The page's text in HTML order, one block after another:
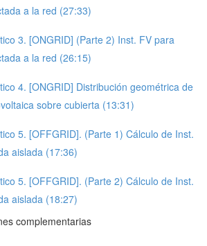
a la red (27:33)
3. [ONGRID] (Parte 2) Inst. FV para
a la red (26:15)
4. [ONGRID] Distribución geométrica de
sobre cubierta (13:31)
5. [OFFGRID]. (Parte 1) Cálculo de Inst.
aislada (17:36)
5. [OFFGRID]. (Parte 2) Cálculo de Inst.
aislada (18:27)
complementarias